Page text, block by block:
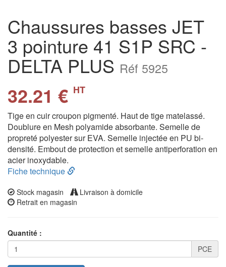
Chaussures basses JET
3 pointure 41 S1P SRC -
DELTA PLUS Réf 5925
32.21 € HT
Tige en cuir croupon pigmenté. Haut de tige matelassé.
Doublure en Mesh polyamide absorbante. Semelle de
propreté polyester sur EVA. Semelle injectée en PU bi-
densité. Embout de protection et semelle antiperforation en
acier inoxydable.
Fiche technique
Stock magasin
Livraison à domicile
Retrait en magasin
Quantité :
PCE